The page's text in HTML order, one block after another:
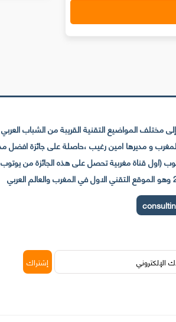
المواضيع التقنية القريبة من الشباب